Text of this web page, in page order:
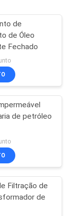
de
de Óleo
Fechado
de petróleo
Filtração de
de